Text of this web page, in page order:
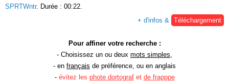
SPRTWntr. Durée : 00:22.
+ d'infos & Téléchargement
Pour affiner votre recherche :
- Choisissez un ou deux mots simples,
- en français de préférence, ou en anglais
- évitez les phote dortografet de frapppe